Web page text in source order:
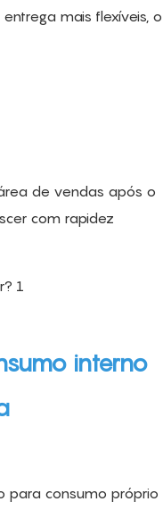
mais flexíveis, o
de vendas após o
com rapidez
interno
para consumo próprio